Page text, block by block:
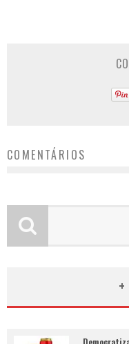
COMENTÁRIOS